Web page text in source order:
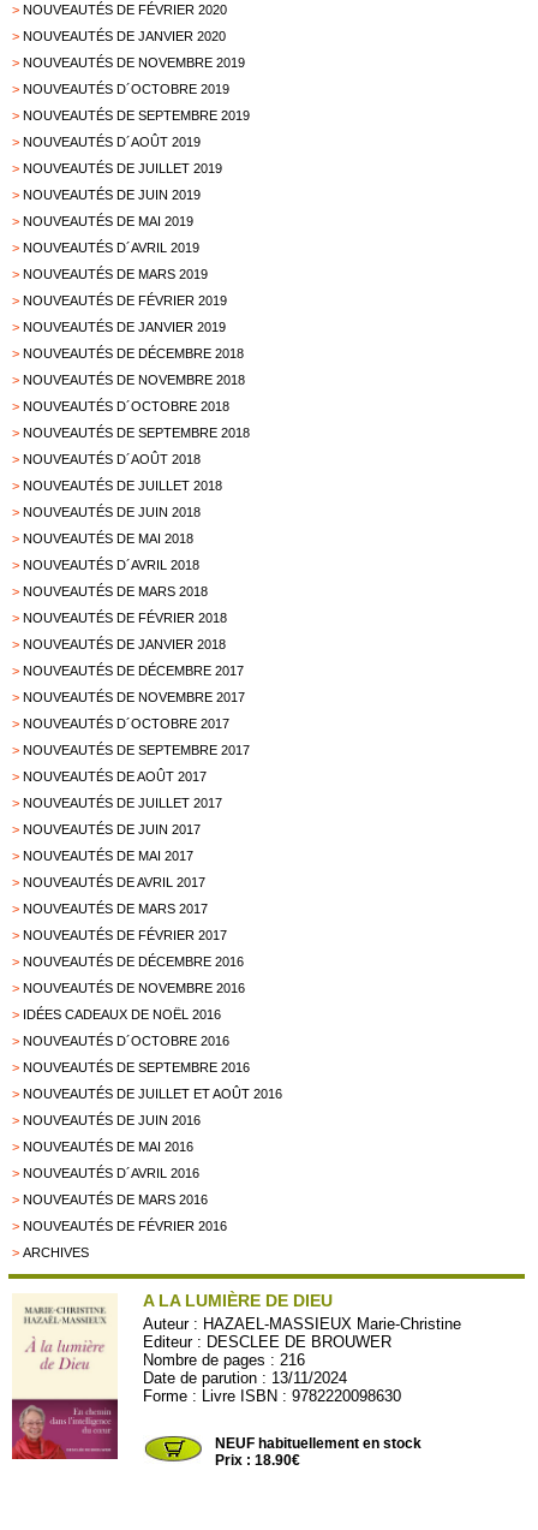
> NOUVEAUTÉS DE FÉVRIER 2020
> NOUVEAUTÉS DE JANVIER 2020
> NOUVEAUTÉS DE NOVEMBRE 2019
> NOUVEAUTÉS D´OCTOBRE 2019
> NOUVEAUTÉS DE SEPTEMBRE 2019
> NOUVEAUTÉS D´AOÛT 2019
> NOUVEAUTÉS DE JUILLET 2019
> NOUVEAUTÉS DE JUIN 2019
> NOUVEAUTÉS DE MAI 2019
> NOUVEAUTÉS D´AVRIL 2019
> NOUVEAUTÉS DE MARS 2019
> NOUVEAUTÉS DE FÉVRIER 2019
> NOUVEAUTÉS DE JANVIER 2019
> NOUVEAUTÉS DE DÉCEMBRE 2018
> NOUVEAUTÉS DE NOVEMBRE 2018
> NOUVEAUTÉS D´OCTOBRE 2018
> NOUVEAUTÉS DE SEPTEMBRE 2018
> NOUVEAUTÉS D´AOÛT 2018
> NOUVEAUTÉS DE JUILLET 2018
> NOUVEAUTÉS DE JUIN 2018
> NOUVEAUTÉS DE MAI 2018
> NOUVEAUTÉS D´AVRIL 2018
> NOUVEAUTÉS DE MARS 2018
> NOUVEAUTÉS DE FÉVRIER 2018
> NOUVEAUTÉS DE JANVIER 2018
> NOUVEAUTÉS DE DÉCEMBRE 2017
> NOUVEAUTÉS DE NOVEMBRE 2017
> NOUVEAUTÉS D´OCTOBRE 2017
> NOUVEAUTÉS DE SEPTEMBRE 2017
> NOUVEAUTÉS DE AOÛT 2017
> NOUVEAUTÉS DE JUILLET 2017
> NOUVEAUTÉS DE JUIN 2017
> NOUVEAUTÉS DE MAI 2017
> NOUVEAUTÉS DE AVRIL 2017
> NOUVEAUTÉS DE MARS 2017
> NOUVEAUTÉS DE FÉVRIER 2017
> NOUVEAUTÉS DE DÉCEMBRE 2016
> NOUVEAUTÉS DE NOVEMBRE 2016
> IDÉES CADEAUX DE NOËL 2016
> NOUVEAUTÉS D´OCTOBRE 2016
> NOUVEAUTÉS DE SEPTEMBRE 2016
> NOUVEAUTÉS DE JUILLET ET AOÛT 2016
> NOUVEAUTÉS DE JUIN 2016
> NOUVEAUTÉS DE MAI 2016
> NOUVEAUTÉS D´AVRIL 2016
> NOUVEAUTÉS DE MARS 2016
> NOUVEAUTÉS DE FÉVRIER 2016
> ARCHIVES
A LA LUMIÈRE DE DIEU
Auteur : HAZAEL-MASSIEUX Marie-Christine
Editeur : DESCLEE DE BROUWER
Nombre de pages : 216
Date de parution : 13/11/2024
Forme : Livre ISBN : 9782220098630
NEUF habituellement en stock
Prix : 18.90€